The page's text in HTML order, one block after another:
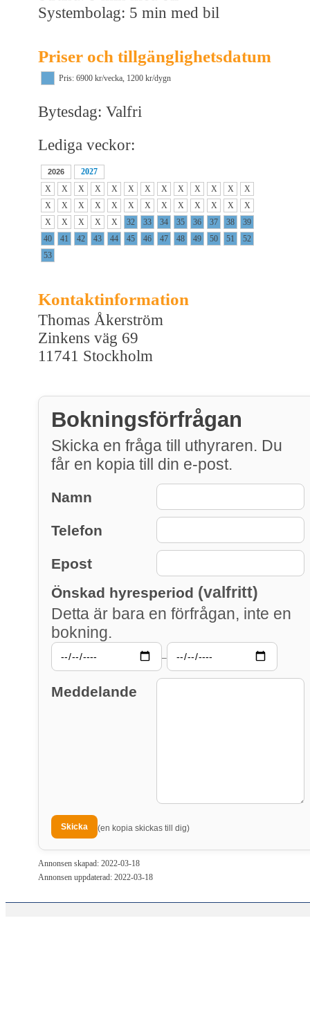
Systembolag: 5 min med bil
Priser och tillgänglighetsdatum
Pris: 6900 kr/vecka, 1200 kr/dygn
Bytesdag: Valfri
Lediga veckor:
2026
2027
X
X X X X X X X X X X X
X
X
X X X X X X X X X X X
X
X
X X X X 32 33 34 35 36 37 38
39
40
41 42 43 44 45 46 47 48 49 50 51
52
53
Kontaktinformation
Thomas Åkerström
Zinkens väg 69
11741 Stockholm
Bokningsförfrågan
Skicka en fråga till uthyraren. Du
får en kopia till din e-post.
Namn
Telefon
Epost
Önskad hyresperiod (valfritt)
Detta är bara en förfrågan, inte en
bokning.
–
Meddelande
(en kopia skickas till dig)
Annonsen skapad: 2022-03-18
Annonsen uppdaterad: 2022-03-18